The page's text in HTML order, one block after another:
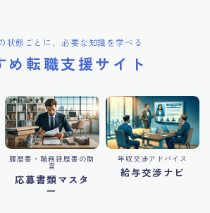
状態ごとに、必要な知識を学べる
め転職支援サイト
履歴書・職務経歴書の助
言
応募書類マスタ
ー
年収交渉アドバイス
給与交渉ナビ